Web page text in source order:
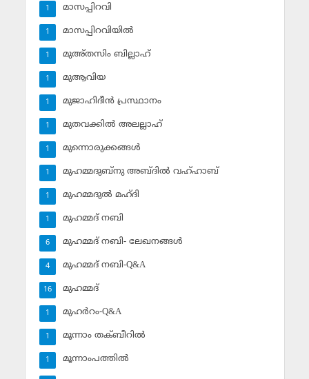
മാസപ്പിറവി
1
മാസപ്പിറവിയില്‍
1
മുഅ്തസിം ബില്ലാഹ്
1
മുആവിയ
1
മുജാഹിദീന്‍ പ്രസ്ഥാനം
1
മുതവക്കില്‍ അലല്ലാഹ്
1
മുന്നൊരുക്കങ്ങള്‍
1
മുഹമ്മദുബ്‌നു അബ്ദില്‍ വഹ്ഹാബ്
1
മുഹമ്മദുല്‍ മഹ്ദി
1
മുഹമ്മദ് നബി
1
മുഹമ്മദ് നബി- ലേഖനങ്ങള്‍
6
മുഹമ്മദ് നബി-Q&A
4
മുഹമ്മദ്‌
16
മുഹര്‍റം-Q&A
1
മൂന്നാം തക്ബീറില്‍
1
മൂന്നാംപത്തില്‍
1